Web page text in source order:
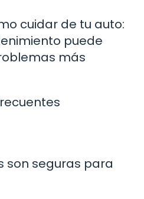
cuidar de tu auto:
puede
más
son seguras para